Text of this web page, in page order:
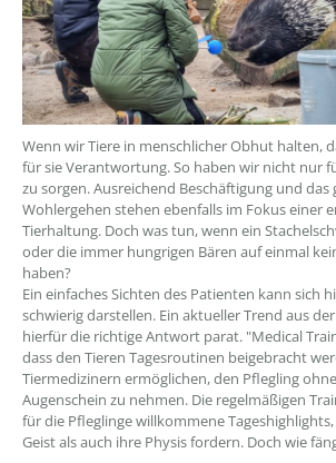
Wenn wir Tiere in menschlicher Obhut halten,
für sie Verantwortung. So haben wir nicht nur
zu sorgen. Ausreichend Beschäftigung und
Wohlergehen stehen ebenfalls im Fokus einer
Tierhaltung. Doch was tun, wenn ein
oder die immer hungrigen Bären auf einmal
haben?
Ein einfaches Sichten des Patienten kann sich
schwierig darstellen. Ein aktueller Trend aus
hierfür die richtige Antwort parat. "Medical
dass den Tieren Tagesroutinen beigebracht
Tiermedizinern ermöglichen, den Pflegling
Augenschein zu nehmen. Die regelmäßigen
für die Pfleglinge willkommene
Geist als auch ihre Physis fordern. Doch wie